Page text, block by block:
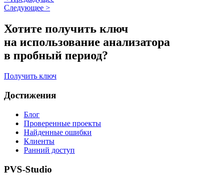
Следующее >
Хотите получить ключ
на использование анализатора
в пробный период?
Получить ключ
Достижения
Блог
Проверенные проекты
Найденные ошибки
Клиенты
Ранний доступ
PVS-Studio